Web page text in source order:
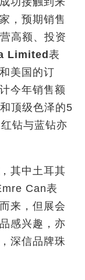
，预期销售
高额、投资
Limited表
美国的订
今年销售额
顶级色泽的5
钻与蓝钻亦
其中土耳其
Can表
来，但展会
感兴趣，亦
深信品牌珠